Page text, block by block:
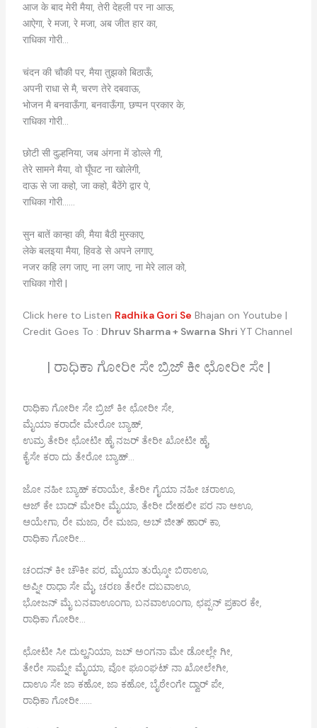
आज के बाद मेरी मैया, तेरी देहली पर ना आऊ,
आऐगा, रे मजा, रे मजा, अब जीत हार का,
राधिका गोरी…
चंदन की चौकी पर, मैया तुझको बिठाऊँ,
अपनी राधा से मै, चरण तेरे दबवाऊ,
भोजन मै बनवाऊँगा, बनवाऊँगा, छप्पन प्रकार के,
राधिका गोरी…
छोटी सी दुल्हनिया, जब अंगना में डोल्ले गी,
तेरे सामने मैया, वो घूँघट ना खोलेगी,
दाऊ से जा कहो, जा कहो, बैठेंगे द्वार पे,
राधिका गोरी……
सुन बातें कान्हा की, मैया बैठी मुस्काए,
लेके बलइया मैया, हिवडे से अपने लगाए,
नजर कहि लग जाए, ना लग जाए, ना मेरे लाल को,
राधिका गोरी |
Click here to Listen Radhika Gori Se Bhajan on Youtube |
Credit Goes To : Dhruv Sharma + Swarna Shri YT Channel
| ರಾಧಿಕಾ ಗೋರೀ ಸೇ ಬ್ರಿಜ್ ಕೀ ಛೋರೀ ಸೇ |
ರಾಧಿಕಾ ಗೋರೀ ಸೇ ಬ್ರಿಜ್ ಕೀ ಛೋರೀ ಸೇ,
ಮೈಯಾ ಕರಾದೇ ಮೇರೋ ಬ್ಯಾಹ್,
ಉಮ್ರ ತೇರೀ ಛೋಟೀ ಹೈ ನಜರ್ ತೇರೀ ಖೋಟೀ ಹೈ,
ಕೈಸೇ ಕರಾ ದು ತೇರೋ ಬ್ಯಾಹ್…
ಜೋ ನಹೀ ಬ್ಯಾಹ್ ಕರಾಯೇ, ತೇರೀ ಗೈಯಾ ನಹೀ ಚರಾಊ,
ಆಜ್ ಕೇ ಬಾದ್ ಮೇರೀ ಮೈಯಾ, ತೇರೀ ದೇಹಲೀ ಪರ ನಾ ಆಊ,
ಆಯೇಗಾ, ರೇ ಮಜಾ, ರೇ ಮಜಾ, ಅಬ್ ಜೀತ್ ಹಾರ್ ಕಾ,
ರಾಧಿಕಾ ಗೋರೀ…
ಚಂದನ್ ಕೀ ಚೌಕೀ ಪರ, ಮೈಯಾ ತುಝ್ಕೋ ಬಿಠಾಊ,
ಅಪ್ನೀ ರಾಧಾ ಸೇ ಮೈ, ಚರಣ ತೇರೇ ದಬವಾಊ,
ಭೋಜನ್ ಮೈ ಬನವಾಊಂಗಾ, ಬನವಾಊಂಗಾ, ಛಪ್ಪನ್ ಪ್ರಕಾರ ಕೇ,
ರಾಧಿಕಾ ಗೋರೀ…
ಛೋಟೀ ಸೀ ದುಲ್ಹನಿಯಾ, ಜಬ್ ಅಂಗನಾ ಮೇ ಡೋಲ್ಲೇ ಗೀ,
ತೇರೇ ಸಾಮ್ನೇ ಮೈಯಾ, ವೋ ಘೂಂಘಟ್ ನಾ ಖೋಲೇಗೀ,
ದಾಊ ಸೇ ಜಾ ಕಹೋ, ಜಾ ಕಹೋ, ಬೈಠೇಂಗೇ ದ್ವಾರ್ ಪೇ,
ರಾಧಿಕಾ ಗೋರೀ……